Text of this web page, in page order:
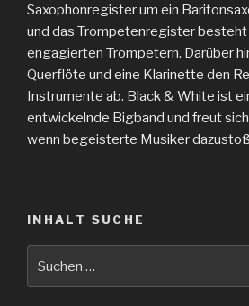
Saxophonregister um ein
und das Trompetenregister besteht
engagierten Trompetern. Darüber
Querflöte und eine Klarinette den
Instrumente ab. Black & White ist
entwickelnde Bigband und freut
wenn begeisterte Musiker
INHALT SUCHE
nach: